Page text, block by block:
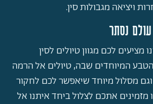
ויציאה מגבולות סין.
נסתר
מציעים לכם מגוון טיולים לסין
המיוחדים שבה, טיולים אל הרמה
מסלול מיוחד שיאפשר לכם לחקור
אתכם לצלול ביחד איתנו אל